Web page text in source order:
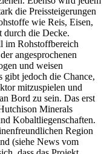
die Preissteigerungen
wie Reis, Eisen,
durch die Decke.
im Rohstoffbereich
angesprochenen
und weisen
gibt jedoch die Chance,
mitzuspielen und
Bord zu sein. Das erst
Minerals
Kobaltliegenschaften.
Region
(siehe News vom